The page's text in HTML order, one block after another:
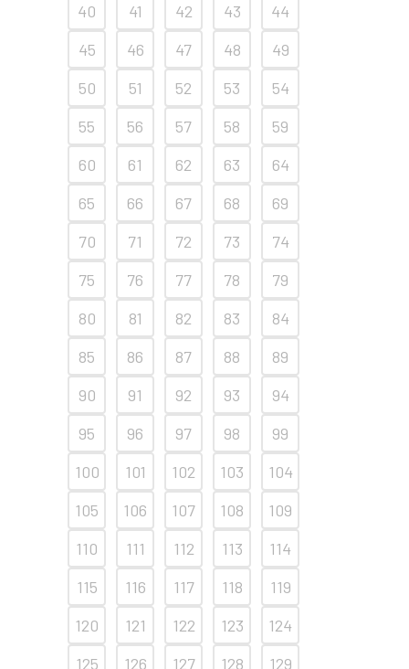
40
41 42 43
44
45
46 47 48
49
50
51 52 53
54
55
56 57 58
59
60
61 62 63
64
65
66 67 68
69
70
71 72 73
74
75
76 77 78
79
80
81 82 83
84
85
86 87 88
89
90
91 92 93
94
95
96 97 98
99
100
101 102 103
104
105
106 107 108
109
110
111 112 113
114
115
116 117 118
119
120
121 122 123
124
125
126 127 128
129